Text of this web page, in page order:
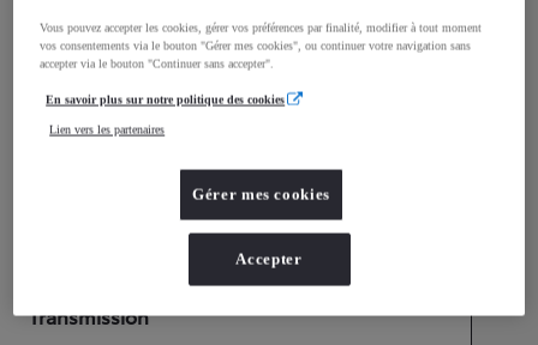
Consommation mixte
Émissions CO2
Accélération 0-100km/h
9,7
Transmission
Vous pouvez accepter les cookies, gérer vos préférences par finalité, modifier à tout moment
vos consentements via le bouton "Gérer mes cookies", ou continuer votre navigation sans
accepter via le bouton "Continuer sans accepter".
En savoir plus sur notre politique des cookies
Lien vers les partenaires
Gérer mes cookies
Accepter